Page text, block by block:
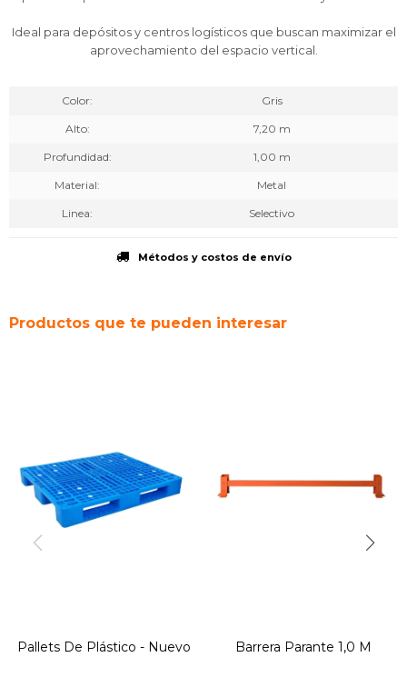
Ideal para depósitos y centros logísticos que buscan maximizar el
aprovechamiento del espacio vertical.
Color Gris
Alto 7,20 m
Profundidad 1,00 m
Material Metal
Linea Selectivo
Métodos y costos de envío
Productos que te pueden interesar
Pallets De Plástico - Nuevo Barrera Parante 1,0 M